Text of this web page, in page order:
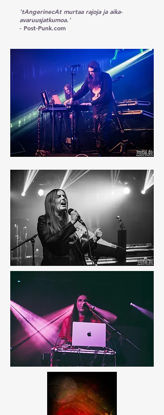
'tAngerinecAt murtaa rajoja ja aika-
avaruusjatkumoa.'
- Post-Punk.com